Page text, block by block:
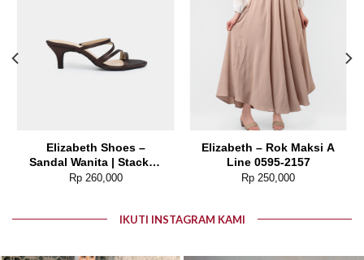
Elizabeth Shoes –
Sandal Wanita | Stacked
Heels 0651-0509
Rp260,000
Add to wishlist
Elizabeth – Rok Maksi A
Line 0595-2157
Rp 250,000
IKUTI INSTAGRAM KAMI